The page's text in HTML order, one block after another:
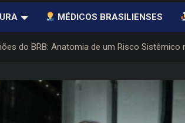
MÉDICOS BRASILIENSES
do BRB: Anatomia de um Risco Sistêmico